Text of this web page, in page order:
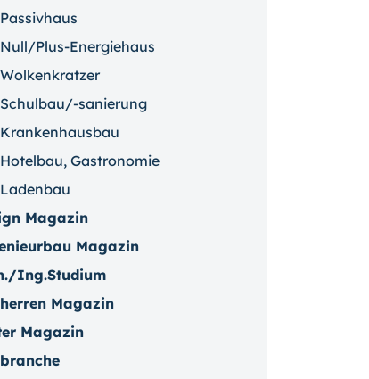
Passivhaus
Null/Plus-Energiehaus
Wolkenkratzer
Schulbau/-sanierung
Krankenhausbau
Hotelbau, Gastronomie
Ladenbau
Magazin
Magazin
Ing.Studium
Magazin
Magazin